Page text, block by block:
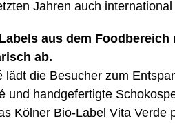
Jahren auch
aus dem Foodbereich
ab.
lädt die Besucher zum
und handgefertigte
Kölner Bio-Label Vita Verde